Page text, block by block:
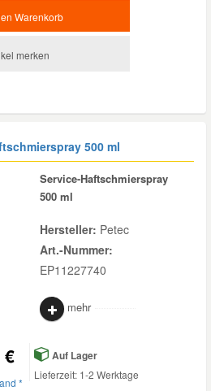
Warenkorb
merken
500 ml
Service-Haftschmierspray
500 ml
Hersteller: Petec
Art.-Nummer:
EP11227740
mehr
€
*
Auf Lager
Lieferzeit: 1-2 Werktage